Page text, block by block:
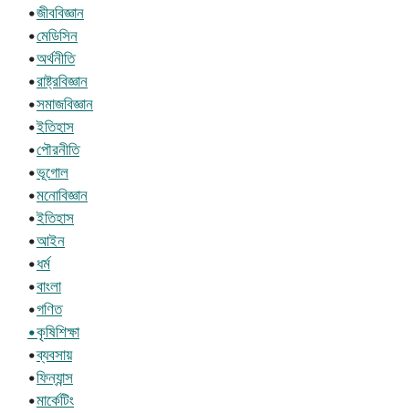
•জীববিজ্ঞান
•মেডিসিন
•অর্থনীতি
•রাষ্ট্রবিজ্ঞান
•সমাজবিজ্ঞান
•ইতিহাস
•পৌরনীতি
•ভূগোল
•মনোবিজ্ঞান
•ইতিহাস
•আইন
•ধর্ম
•বাংলা
•গণিত
•কৃষিশিক্ষা
•ব্যবসায়
•ফিন্যান্স
•মার্কেটিং